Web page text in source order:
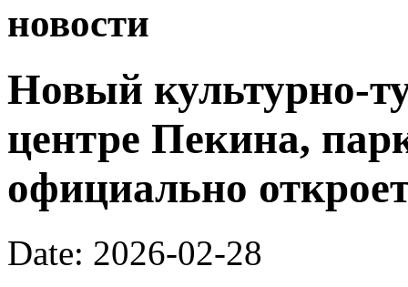
новости
Новый культурно-
центре Пекина,
официально
Date: 2026-02-28